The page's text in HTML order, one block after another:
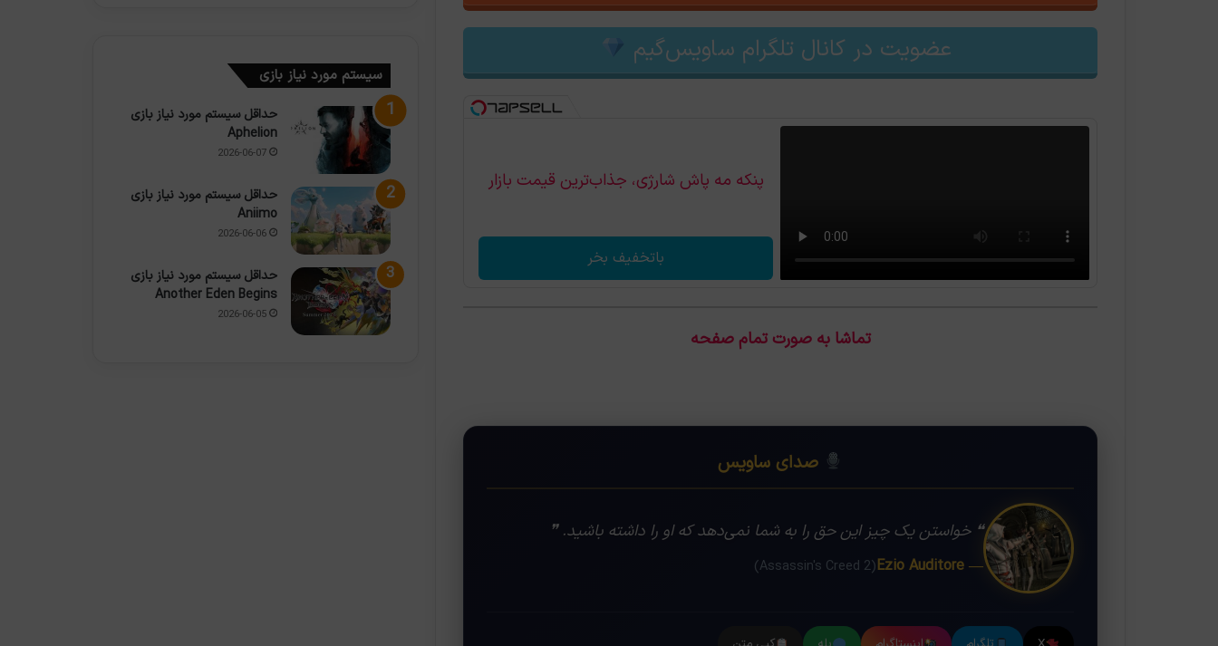
عضویت در کانال تلگرام ساویس‌گیم
پنکه مه پاش شارژی، جذاب‌ترین قیمت بازار
باتخفیف بخر
تماشا به صورت تمام صفحه
❝ صدای ساویس
❝ خواستن یک چیز این حق را به شما نمی‌دهد که او را داشته باشید. ❞
— Ezio Auditore
(Assassin's Creed 2)
سیستم مورد نیاز بازی
حداقل سیستم مورد نیاز بازی
Aphelion
2026-06-07
حداقل سیستم مورد نیاز بازی
Aniimo
2026-06-06
حداقل سیستم مورد نیاز بازی
Another Eden Begins
2026-06-05